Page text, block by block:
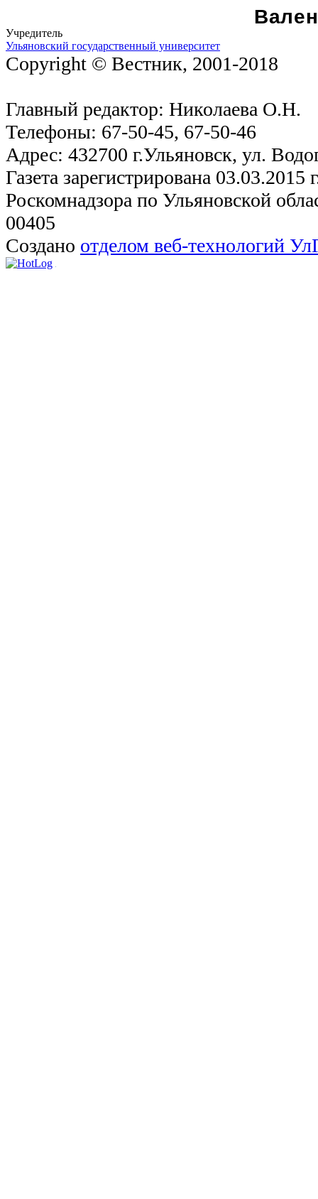
Учредитель
Ульяновский государственный университет
Copyright © Вестник, 2001-2018
Главный редактор: Николаева О.Н.
Телефоны: 67-50-45, 67-50-46
Адрес: 432700 г.Ульяновск, ул.
Газета зарегистрирована 03.03.2015
Роскомнадзора по Ульяновской
00405
Создано отделом веб-технологий